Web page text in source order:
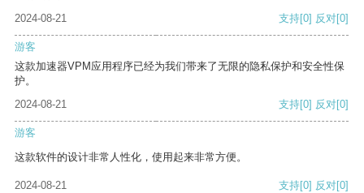
2024-08-21
支持[0] 反对[0]
游客
这款加速器VPM应用程序已经为我们带来了无限的隐私保护和安全性保
护。
2024-08-21
支持[0] 反对[0]
游客
这款软件的设计非常人性化，使用起来非常方便。
2024-08-21 支持[0] 反对[0]